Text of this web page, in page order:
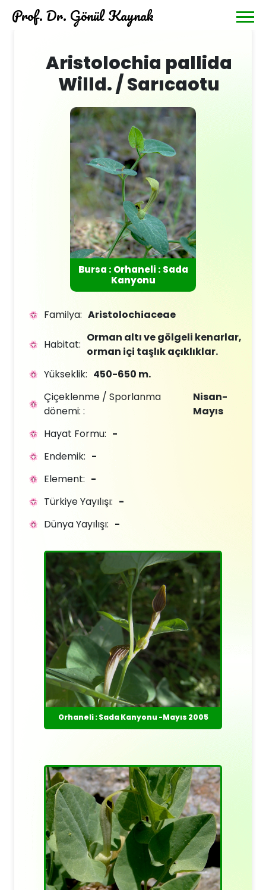
Prof. Dr. Gönül Kaynak
Aristolochia pallida
Willd. / Sarıcaotu
Bursa : Orhaneli : Sada
Kanyonu
Familya: Aristolochiaceae
Habitat:
Orman altı ve gölgeli kenarlar,
orman içi taşlık açıklıklar.
Yükseklik: 450-650 m.
Çiçeklenme / Sporlanma
dönemi: :
Nisan-
Mayıs
Hayat Formu: -
Endemik: -
Element: -
Türkiye Yayılışı: -
Dünya Yayılışı: -
Orhaneli : Sada Kanyonu -Mayıs 2005